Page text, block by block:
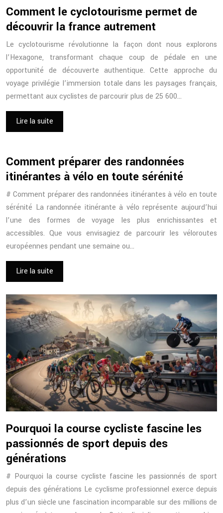
Comment le cyclotourisme permet de
découvrir la france autrement
Le cyclotourisme révolutionne la façon dont nous explorons
l’Hexagone, transformant chaque coup de pédale en une
opportunité de découverte authentique. Cette approche du
voyage privilégie l’immersion totale dans les paysages français,
permettant aux cyclistes de parcourir plus de 25 600…
Lire la suite
Comment préparer des randonnées
itinérantes à vélo en toute sérénité
# Comment préparer des randonnées itinérantes à vélo en toute
sérénité La randonnée itinérante à vélo représente aujourd’hui
l’une des formes de voyage les plus enrichissantes et
accessibles. Que vous envisagiez de parcourir les véloroutes
européennes pendant une semaine ou…
Lire la suite
Pourquoi la course cycliste fascine les
passionnés de sport depuis des
générations
# Pourquoi la course cycliste fascine les passionnés de sport
depuis des générations Le cyclisme professionnel exerce depuis
plus d’un siècle une fascination incomparable sur des millions de